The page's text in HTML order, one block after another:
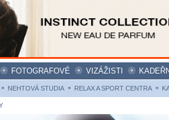
FOTOGRAFOVÉ VIZÁŽISTI
NEHTOVÁ STUDIA RELAX A SPORT CENTRA